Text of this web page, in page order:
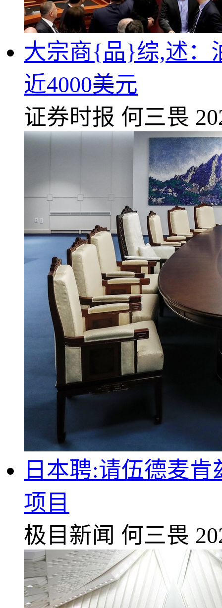
大宗商{品}综,述：
近4000美元
证券时报 何三畏
日本聘:请伍德麦
项目
极目新闻 何三畏